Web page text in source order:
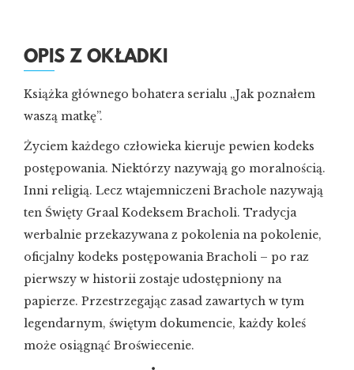
OPIS Z OKŁADKI
Książka głównego bohatera serialu „Jak poznałem
waszą matkę”.
Życiem każdego człowieka kieruje pewien kodeks
postępowania. Niektórzy nazywają go moralnością.
Inni religią. Lecz wtajemniczeni Brachole nazywają
ten Święty Graal Kodeksem Bracholi. Tradycja
werbalnie przekazywana z pokolenia na pokolenie,
oficjalny kodeks postępowania Bracholi – po raz
pierwszy w historii zostaje udostępniony na
papierze. Przestrzegając zasad zawartych w tym
legendarnym, świętym dokumencie, każdy koleś
może osiągnąć Broświecenie.